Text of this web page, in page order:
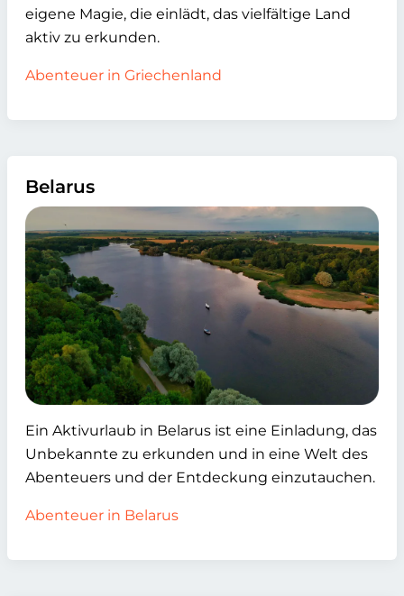
eigene Magie, die einlädt, das vielfältige Land
aktiv zu erkunden.
Abenteuer in Griechenland
Belarus
Ein Aktivurlaub in Belarus ist eine Einladung, das
Unbekannte zu erkunden und in eine Welt des
Abenteuers und der Entdeckung einzutauchen.
Abenteuer in Belarus